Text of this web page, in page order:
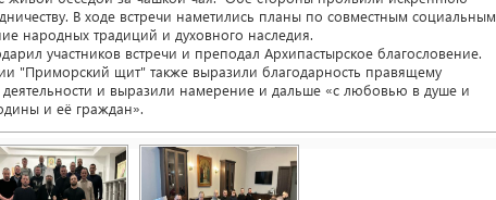
В ходе встречи наметились планы по совместным социальным
народных традиций и духовного наследия.
участников встречи и преподал Архипастырское благословение.
"Приморский щит" также выразили благодарность правящему
и выразили намерение и дальше «с любовью в душе и
и её граждан».